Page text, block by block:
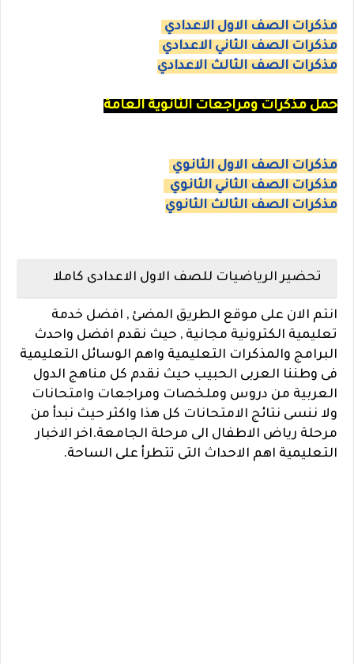
مذكرات الصف الاول الاعدادي
مذكرات الصف الثاني الاعدادي
مذكرات الصف الثالث الاعدادي
حمل مذكرات ومراجعات الثانوية العامة
مذكرات الصف الاول الثانوي
مذكرات الصف الثاني الثانوي
مذكرات الصف الثالث الثانوي
تحضير الرياضيات للصف الاول الاعدادى كاملا
انتم الان على موقع الطريق المضئ , افضل خدمة
تعليمية الكترونية مجانية , حيث نقدم افضل واحدث
البرامج والمذكرات التعليمية واهم الوسائل التعليمية
فى وطننا العربى الحبيب حيث نقدم كل مناهج الدول
العربية من دروس وملخصات ومراجعات وامتحانات
ولا ننسى نتائج الامتحانات كل هذا واكثر حيث نبدأ من
مرحلة رياض الاطفال الى مرحلة الجامعة.اخر الاخبار
التعليمية اهم الاحداث التى تتطرأ على الساحة.